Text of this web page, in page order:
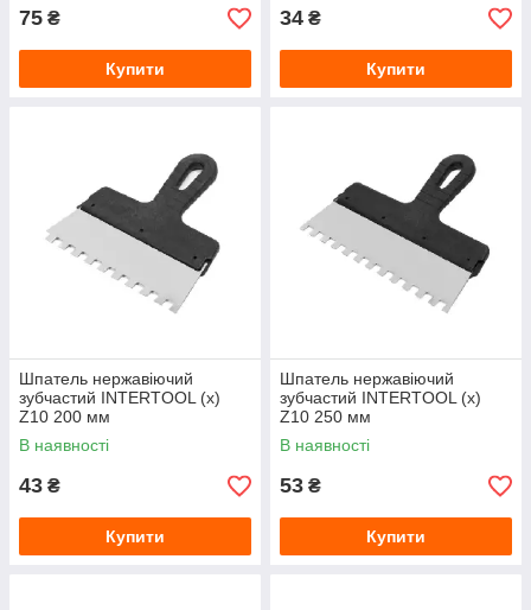
75 ₴
Купити
34 ₴
Купити
Шпатель нержавіючий
зубчастий INTERTOOL (x)
Z10 200 мм
В наявності
43 ₴
Купити
Шпатель нержавіючий
зубчастий INTERTOOL (x)
Z10 250 мм
В наявності
53 ₴
Купити